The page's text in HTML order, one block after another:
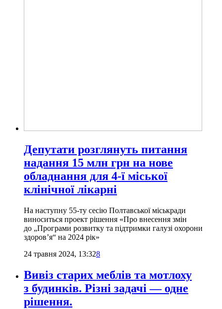
Депутати розглянуть питання
надання 15 млн грн на нове
обладнання для 4-ї міської
клінічної лікарні
На наступну 55-ту сесію Полтавської міськради
виноситься проект рішення «Про внесення змін
до „Програми розвитку та підтримки галузі охорони
здоров’я“ на 2024 рік»
24 травня 2024, 13:328
Вивіз старих меблів та мотлоху
з будинків. Різні задачі — одне
рішення.